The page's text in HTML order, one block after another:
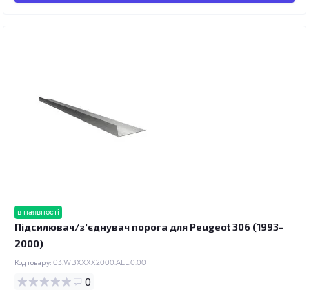
в наявності
Підсилювач/зʼєднувач порога для Peugeot 306 (1993–
2000)
Код товару: 03.WBXXXX2000.ALL.0.00
0